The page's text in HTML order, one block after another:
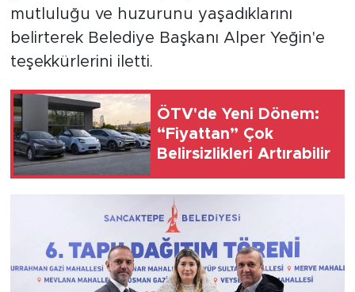
mutluluğu ve huzurunu yaşadıklarını
belirterek Belediye Başkanı Alper Yeğin'e
teşekkürlerini iletti.
ÖTV'de Yeni Dönem:
“Fiyattan” Çok
Belirsizlikleri Artırabilir